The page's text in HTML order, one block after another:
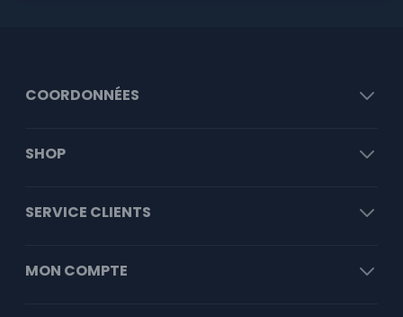
COORDONNÉES
SHOP
SERVICE CLIENTS
MON COMPTE